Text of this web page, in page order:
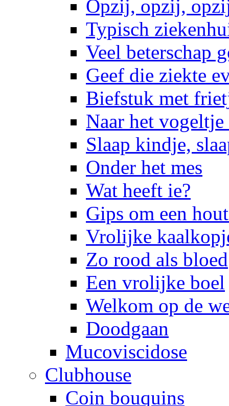
Opzij, opzij,
Typisch
Veel beterschap
Geef die ziekte
Biefstuk met
Naar het
Slaap kindje,
Onder het mes
Wat heeft ie?
Gips om een
Vrolijke
Zo rood als bloed
Een vrolijke boel
Welkom op de
Doodgaan
Mucoviscidose
Clubhouse
Coin bouquins